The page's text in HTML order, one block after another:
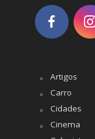
Artigos
Carro
Cidades
Cinema